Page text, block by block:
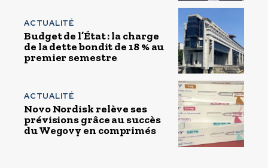
ACTUALITÉ
Budget de l’État : la charge
de la dette bondit de 18 % au
premier semestre
ACTUALITÉ
Novo Nordisk relève ses
prévisions grâce au succès
du Wegovy en comprimés